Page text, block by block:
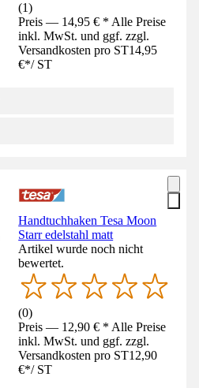
(1)
Preis — 14,95 € * Alle Preise
inkl. MwSt. und ggf. zzgl.
Versandkosten pro ST14,95
€*/ ST
Handtuchhaken Tesa Moon
Starr edelstahl matt
Artikel wurde noch nicht
bewertet.
(0)
Preis — 12,90 € * Alle Preise
inkl. MwSt. und ggf. zzgl.
Versandkosten pro ST12,90
€*/ ST